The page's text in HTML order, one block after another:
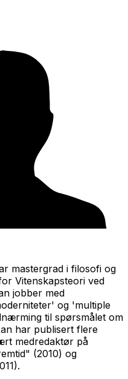
mastergrad i filosofi og
Vitenskapsteori ved
jobber med
og 'multiple
til spørsmålet om
har publisert flere
medredaktør på
(2010) og